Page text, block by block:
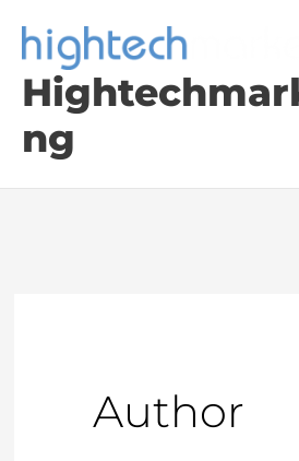
Skip
to
content
ng
Author